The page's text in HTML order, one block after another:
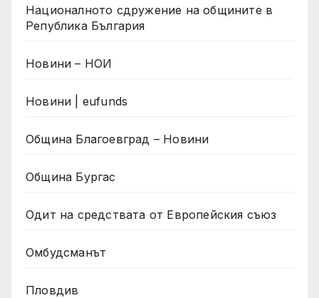
Националното сдружение на общините в
Република България
Новини – НОИ
Новини | eufunds
Община Благоевград – Новини
Община Бургас
Одит на средствата от Европейския съюз
Омбудсманът
Пловдив